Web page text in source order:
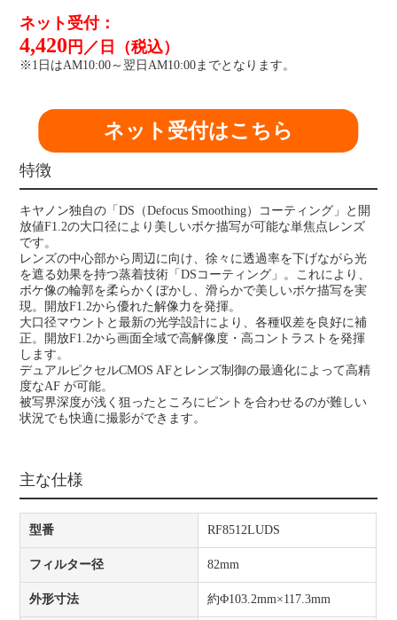
ネット受付：
4,420 円／日（税込）
※1日はAM10:00～翌日AM10:00までとなります。
ネット受付はこちら
特徴
キヤノン独自の「DS（Defocus Smoothing）コーティング」と開
放値F1.2の大口径により美しいボケ描写が可能な単焦点レンズ
です。
レンズの中心部から周辺に向け、徐々に透過率を下げながら光
を遮る効果を持つ蒸着技術「DSコーティング」。これにより、
ボケ像の輪郭を柔らかくぼかし、滑らかで美しいボケ描写を実
現。開放F1.2から優れた解像力を発揮。
大口径マウントと最新の光学設計により、各種収差を良好に補
正。開放F1.2から画面全域で高解像度・高コントラストを発揮
します。
デュアルピクセルCMOS AFとレンズ制御の最適化によって高精
度なAF が可能。
被写界深度が浅く狙ったところにピントを合わせるのが難しい
状況でも快適に撮影ができます。
主な仕様
型番 RF8512LUDS
フィルター径 82mm
外形寸法 約Φ103.2mm×117.3mm